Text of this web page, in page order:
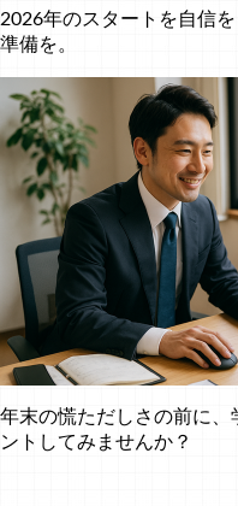
2026年のスタートを自信
準備を。
年末の慌ただしさの前に
ントしてみませんか？